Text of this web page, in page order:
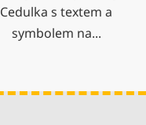
Cedulka s textem a
symbolem na...